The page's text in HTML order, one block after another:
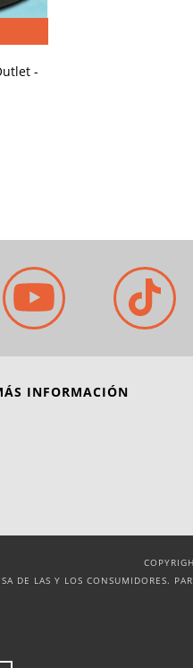
-
INFORMACIÓN
DE LAS Y LOS CONSUMIDORES.